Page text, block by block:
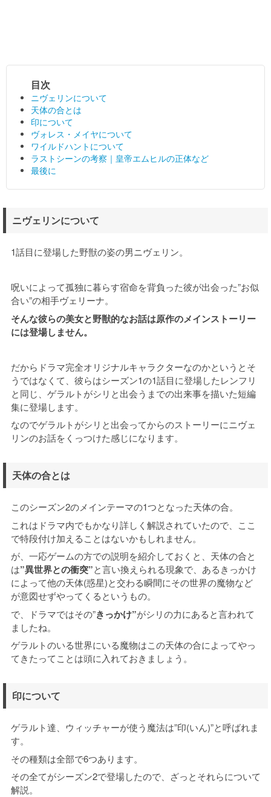
ニヴェリンについて
天体の合とは
印について
ヴォレス・メイヤについて
ワイルドハントについて
ラストシーンの考察｜皇帝エムヒルの正体など
最後に
ニヴェリンについて
1話目に登場した野獣の姿の男ニヴェリン。
呪いによって孤独に暮らす宿命を背負った彼が出会った”お似
合い”の相手ヴェリーナ。
そんな彼らの美女と野獣的なお話は原作のメインストーリー
には登場しません。
だからドラマ完全オリジナルキャラクターなのかというとそ
うではなくて、彼らはシーズン1の1話目に登場したレンフリ
と同じ、ゲラルトがシリと出会うまでの出来事を描いた短編
集に登場します。
なのでゲラルトがシリと出会ってからのストーリーにニヴェ
リンのお話をくっつけた感じになります。
天体の合とは
このシーズン2のメインテーマの1つとなった天体の合。
これはドラマ内でもかなり詳しく解説されていたので、ここ
で特段付け加えることはないかもしれません。
が、一応ゲームの方での説明を紹介しておくと、天体の合と
は”異世界との衝突”と言い換えられる現象で、あるきっかけ
によって他の天体(惑星)と交わる瞬間にその世界の魔物など
が意図せずやってくるというもの。
で、ドラマではその”きっかけ”がシリの力にあると言われて
ましたね。
ゲラルトのいる世界にいる魔物はこの天体の合によってやっ
てきたってことは頭に入れておきましょう。
印について
ゲラルト達、ウィッチャーが使う魔法は”印(いん)”と呼ばれま
す。
その種類は全部で6つあります。
その全てがシーズン2で登場したので、ざっとそれらについて
解説。